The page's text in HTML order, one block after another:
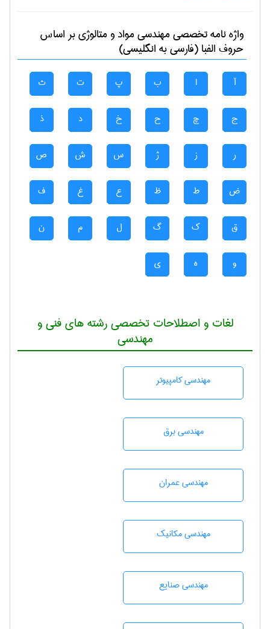
واژه نامه تخصصیمهندسی مواد و متالوژیبر اساس
حروف الفبا (فارسی به انگلیسی)
آ ا ب پ ت ث
ج چ ح خ د ذ
ر ز ژ س ش ص
ض ط ظ ع غ ف
ق ک گ ل م ن
و ه ی
لغات و اصطلاحات تخصصی رشته های فنی و
مهندسی
مهندسی كامپيوتر
مهندسی برق
مهندسی عمران
مهندسی مکانیک
مهندسی صنايع